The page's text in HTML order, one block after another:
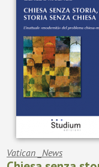
Vatican _News